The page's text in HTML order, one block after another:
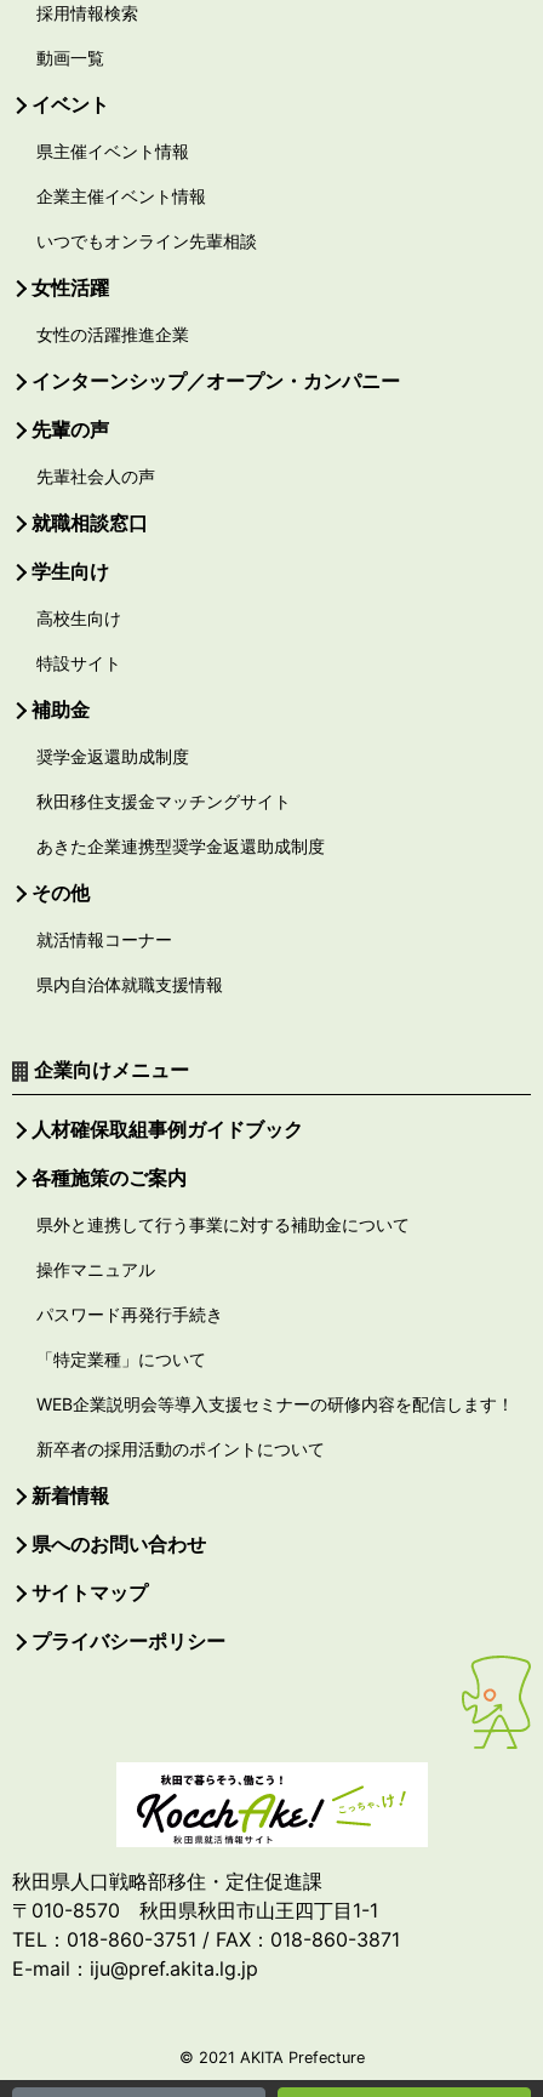
採用情報検索
動画一覧
イベント
県主催イベント情報
企業主催イベント情報
いつでもオンライン先輩相談
女性活躍
女性の活躍推進企業
インターンシップ／オープン・カンパニー
先輩の声
先輩社会人の声
就職相談窓口
学生向け
高校生向け
特設サイト
補助金
奨学金返還助成制度
秋田移住支援金マッチングサイト
あきた企業連携型奨学金返還助成制度
その他
就活情報コーナー
県内自治体就職支援情報
企業向けメニュー
人材確保取組事例ガイドブック
各種施策のご案内
県外と連携して行う事業に対する補助金について
操作マニュアル
パスワード再発行手続き
「特定業種」について
WEB企業説明会等導入支援セミナーの研修内容を配信します！
新卒者の採用活動のポイントについて
新着情報
県へのお問い合わせ
サイトマップ
プライバシーポリシー
秋田県人口戦略部移住・定住促進課
〒010-8570 秋田県秋田市山王四丁目1-1
TEL：018-860-3751 / FAX：018-860-3871
E-mail：iju@pref.akita.lg.jp
© 2021 AKITA Prefecture